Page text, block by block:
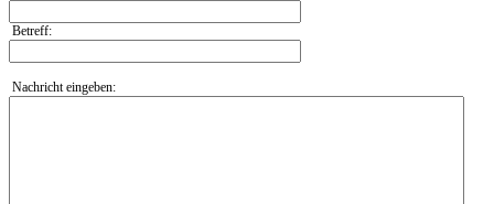
Betreff:
Nachricht eingeben: